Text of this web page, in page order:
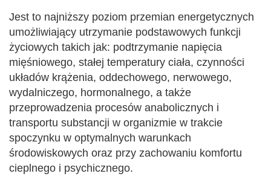
Jest to najniższy poziom przemian energetycznych
umożliwiający utrzymanie podstawowych funkcji
życiowych takich jak: podtrzymanie napięcia
mięśniowego, stałej temperatury ciała, czynności
układów krążenia, oddechowego, nerwowego,
wydalniczego, hormonalnego, a także
przeprowadzenia procesów anabolicznych i
transportu substancji w organizmie w trakcie
spoczynku w optymalnych warunkach
środowiskowych oraz przy zachowaniu komfortu
cieplnego i psychicznego.